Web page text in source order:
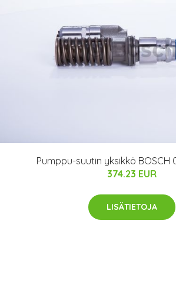
Pumppu-suutin yksikkö BOSCH
374.23 EUR
LISÄTIETOJA